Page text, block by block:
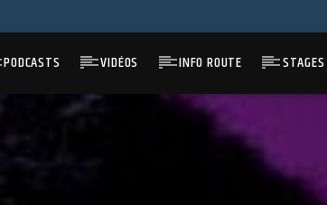
PODCASTS VIDÉOS INFO ROUTE STAGES